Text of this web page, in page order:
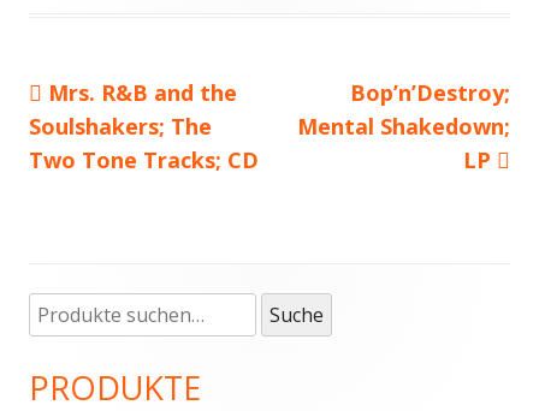
Beitragsnavigation
Vorheriger
Beitrag:
Mrs. R&B and the
Soulshakers; The
Two Tone Tracks; CD
Nächster
Beitrag
Bop’n’Destroy;
Mental Shakedown;
LP
Haupt-
Seitenleiste
Suche
nach:
Suche
PRODUKTE